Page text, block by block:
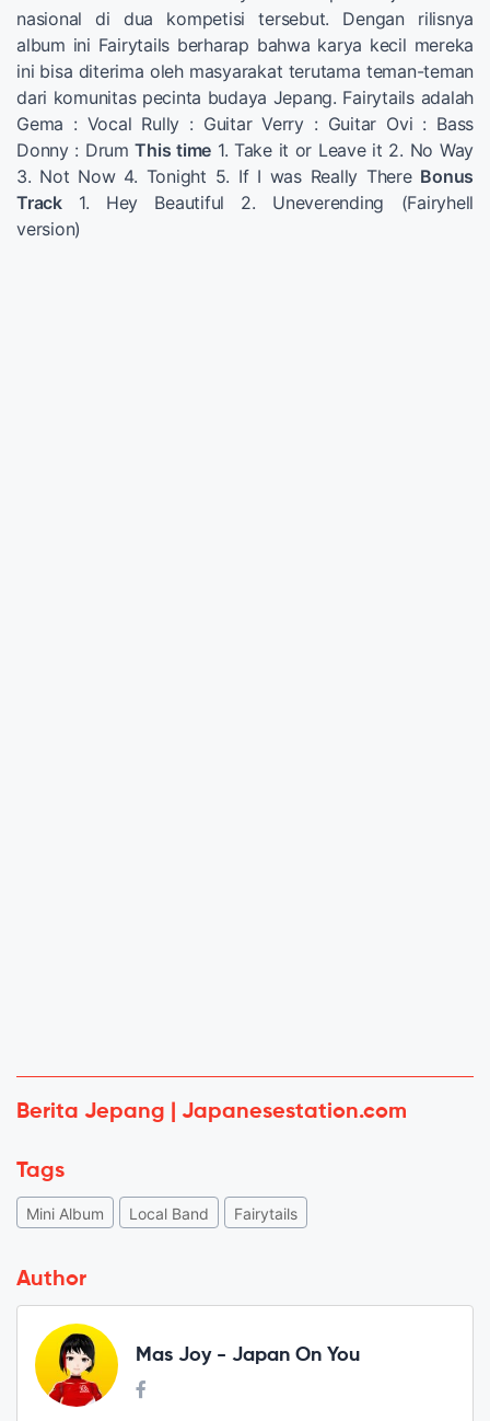
nasional di dua kompetisi tersebut. Dengan rilisnya
album ini Fairytails berharap bahwa karya kecil mereka
ini bisa diterima oleh masyarakat terutama teman-teman
dari komunitas pecinta budaya Jepang. Fairytails adalah
Gema : Vocal Rully : Guitar Verry : Guitar Ovi : Bass
Donny : DrumThis time 1. Take it or Leave it 2. No Way
3. Not Now 4. Tonight 5. If I was Really There Bonus
Track1. Hey Beautiful 2. Uneverending (Fairyhell
version)
Berita Jepang | Japanesestation.com
Tags
Mini Album Local Band Fairytails
Author
Mas Joy - Japan On You